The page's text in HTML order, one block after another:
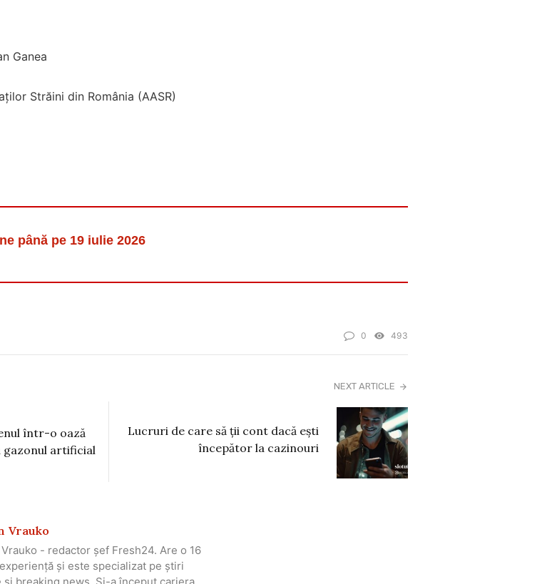
Ganea
Străini din România (AASR)
până pe 19 iulie 2026
0 493
într-o oază
gazonul artificial
NEXT ARTICLE
Lucruri de care să ții cont dacă ești
începător la cazinouri
Vrauko
- redactor șef Fresh24. Are o 16
și este specializat pe știri